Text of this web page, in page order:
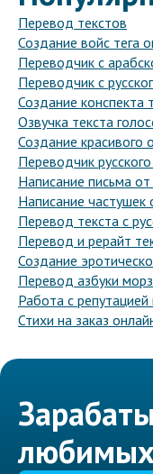
Перевод текстов
Создание войс тега
Переводчик с
Переводчик с
Создание конспекта
Озвучка текста
Создание красивого
Переводчик
Написание письма
Написание частушек
Перевод текста с
Перевод и рерайт
Создание
Перевод азбуки
Работа с
Стихи на заказ